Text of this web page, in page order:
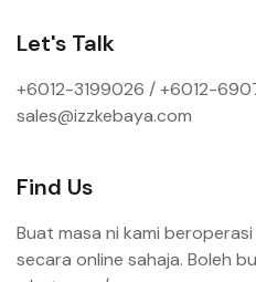
Let's Talk
+6012-3199026 / +6012-
sales@izzkebaya.com
Find Us
Buat masa ni kami beroperasi
secara online sahaja. Boleh